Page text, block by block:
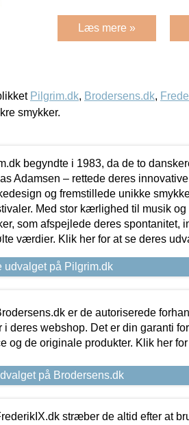
Læs mere »
Pilgrim.dk, Brodersens.dk,
smykker.
begyndte i 1983, da de to
Adamsen – rettede deres
og fremstillede unikke
Med stor kærlighed til musik
som afspejlede deres spontanitet,
værdier. Klik her for at se deres
udvalget på Pilgrim.dk
er de autoriserede
i deres webshop. Det er din garanti
og de originale produkter. Klik her
på Brodersens.dk
stræber de altid efter at